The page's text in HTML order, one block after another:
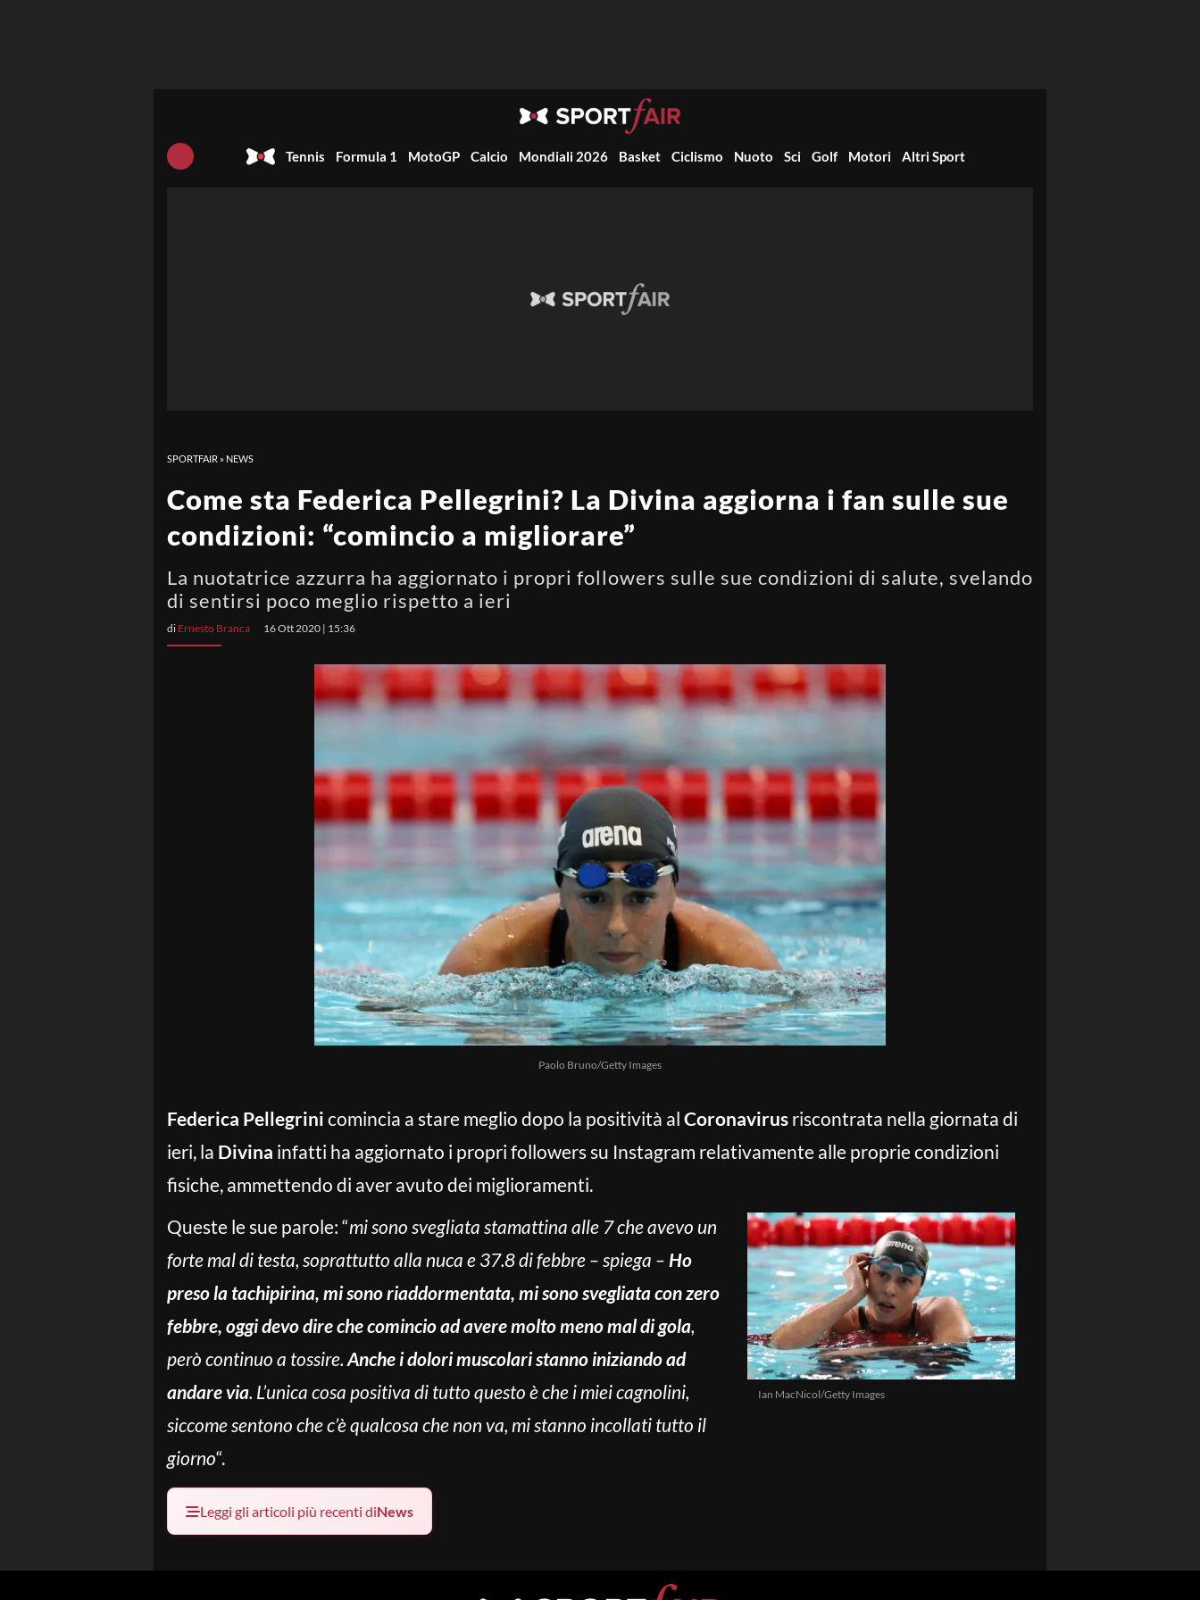
Tennis Formula 1 MotoGP Calcio Mondiali 2026 Basket Ciclismo Nuoto Sci Golf Motori Altri Sport
SPORTFAIR » NEWS
Come sta Federica Pellegrini? La Divina aggiorna i fan sulle sue
condizioni: “comincio a migliorare”
La nuotatrice azzurra ha aggiornato i propri followers sulle sue condizioni di salute, svelando
di sentirsi poco meglio rispetto a ieri
di Ernesto Branca 16 Ott 2020 | 15:36
Paolo Bruno/Getty Images
Federica Pellegrini comincia a stare meglio dopo la positività al Coronavirus riscontrata nella giornata di
ieri, la Divina infatti ha aggiornato i propri followers su Instagram relativamente alle proprie condizioni
fisiche, ammettendo di aver avuto dei miglioramenti.
Ian MacNicol/Getty Images
Queste le sue parole: “mi sono svegliata stamattina alle 7 che avevo un
forte mal di testa, soprattutto alla nuca e 37.8 di febbre – spiega – Ho
preso la tachipirina, mi sono riaddormentata, mi sono svegliata con zero
febbre, oggi devo dire che comincio ad avere molto meno mal di gola,
però continuo a tossire. Anche i dolori muscolari stanno iniziando ad
andare via. L’unica cosa positiva di tutto questo è che i miei cagnolini,
siccome sentono che c’è qualcosa che non va, mi stanno incollati tutto il
giorno“.
Leggi gli articoli più recenti diNews